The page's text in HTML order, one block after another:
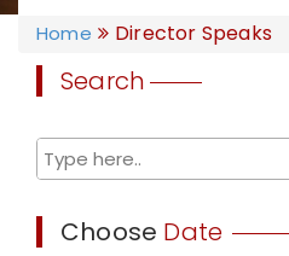
Home Director Speaks
Search
Choose Date